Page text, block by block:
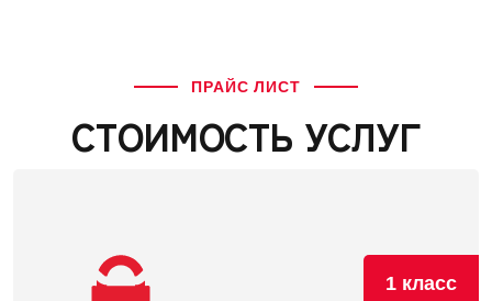
ПРАЙС ЛИСТ
СТОИМОСТЬ УСЛУГ
1 класс